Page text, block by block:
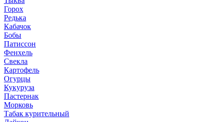
Горох
Редька
Кабачок
Бобы
Патиссон
Фенхель
Свекла
Картофель
Огурцы
Кукуруза
Пастернак
Морковь
Табак курительный